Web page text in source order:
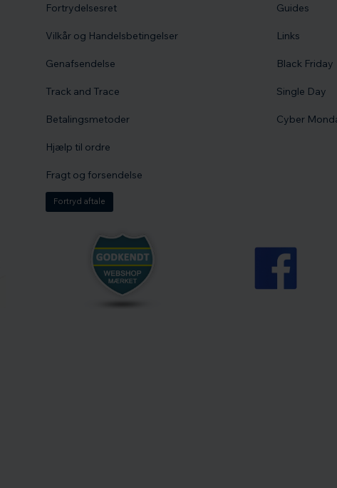
Fortrydelsesret
Vilkår og Handelsbetingelser
Genafsendelse
Track and Trace
Betalingsmetoder
Hjælp til ordre
Fragt og forsendelse
Fortryd aftale
Guides
Links
Black Friday
Single Day
Cyber